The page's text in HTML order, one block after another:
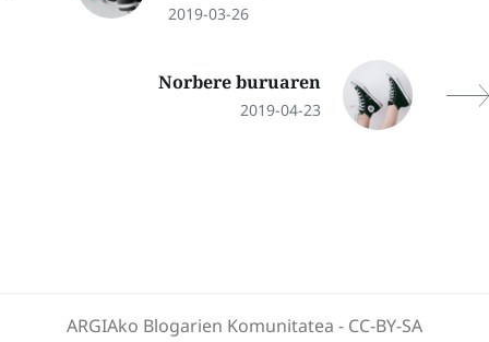
2019-03-26
Norbere buruaren
2019-04-23
ARGIAko Blogarien Komunitatea - CC-BY-SA